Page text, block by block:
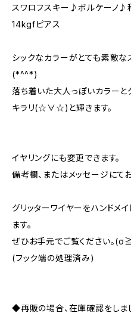
スワロフスキー♪ボルケーノ♪
14kgfピアス
シックなカラーがとても素敵な
(*^^*)
落ち着いた大人っぽいカラーと
キラリ(☆∀☆)と輝きます。
イヤリングにも変更できます。
備考欄、またはメッセージにて
グリッターワイヤーをハンドメ
ます。
ぜひお手元でご覧ください
(フック端の処理済み)
◆再販の場合、在庫確認をしま